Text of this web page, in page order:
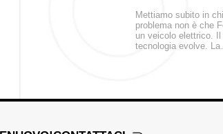
Mettiamo subito in
problema non è che
un veicolo elettrico.
tecnologia evolve.